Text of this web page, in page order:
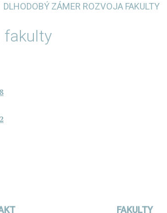
DLHODOBÝ ZÁMER ROZVOJA FAKULTY
fakulty
FAKULTY